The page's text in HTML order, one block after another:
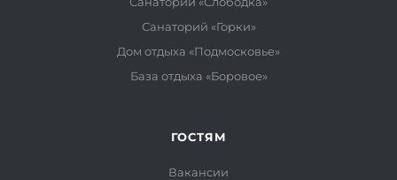
Санаторий «Горки»
Дом отдыха «Подмосковье»
База отдыха «Боровое»
ГОСТЯМ
Вакансии